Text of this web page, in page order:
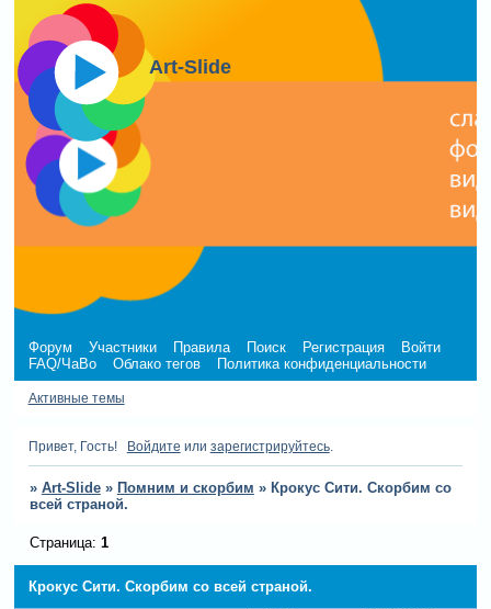
Art-Slide
Форум Участники Правила Поиск Регистрация
Войти
FAQ/ЧаВо
Облако тегов Политика конфиденциальности
Активные темы
Привет, Гость! Войдите или зарегистрируйтесь.
» Art-Slide » Помним и скорбим » Крокус Сити. Скорбим со
всей страной.
Крокус Сити. Скорбим со всей страной.
Страница: 1